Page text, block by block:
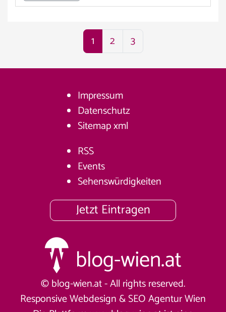
1 2 3
Impressum
Datenschutz
Sitemapxml
RSS
Events
Sehenswürdigkeiten
Jetzt Eintragen
© blog-wien.at - All rights reserved.
Responsive Webdesign &SEO Agentur Wien